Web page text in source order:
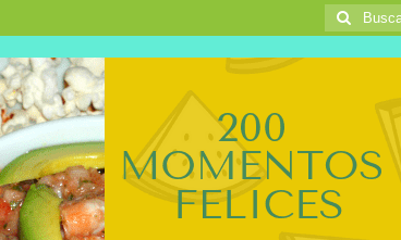
Buscar
por: